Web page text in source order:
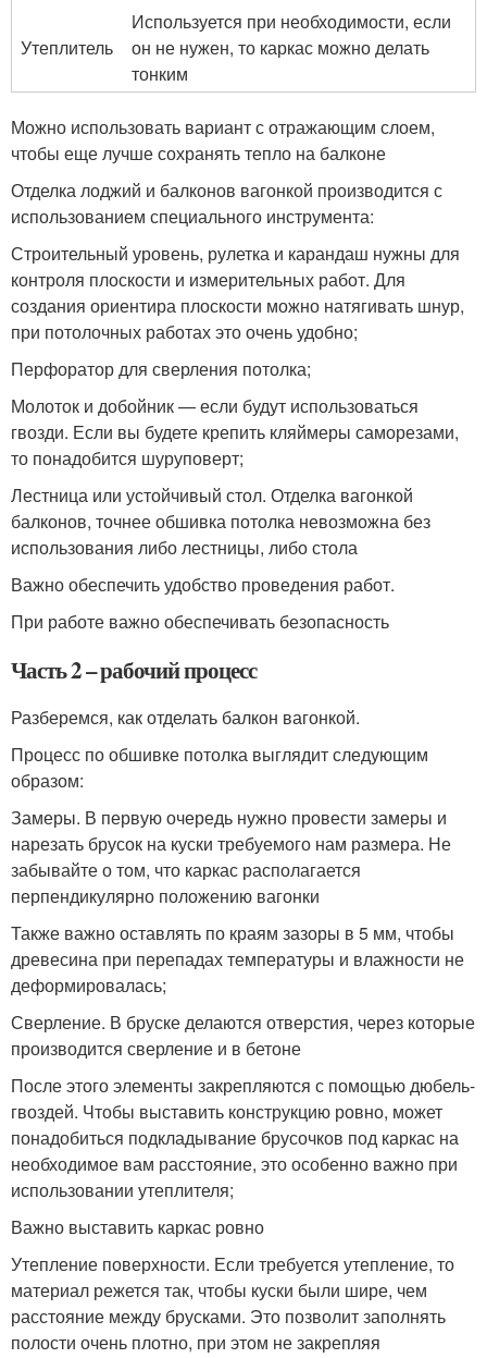
Утеплитель
Используется при необходимости, если
он не нужен, то каркас можно делать
тонким
Можно использовать вариант с отражающим слоем,
чтобы еще лучше сохранять тепло на балконе
Отделка лоджий и балконов вагонкой производится с
использованием специального инструмента:
Строительный уровень, рулетка и карандаш нужны для
контроля плоскости и измерительных работ. Для
создания ориентира плоскости можно натягивать шнур,
при потолочных работах это очень удобно;
Перфоратор для сверления потолка;
Молоток и добойник — если будут использоваться
гвозди. Если вы будете крепить кляймеры саморезами,
то понадобится шуруповерт;
Лестница или устойчивый стол. Отделка вагонкой
балконов, точнее обшивка потолка невозможна без
использования либо лестницы, либо стола
Важно обеспечить удобство проведения работ.
При работе важно обеспечивать безопасность
Часть 2 – рабочий процесс
Разберемся, как отделать балкон вагонкой.
Процесс по обшивке потолка выглядит следующим
образом:
Замеры. В первую очередь нужно провести замеры и
нарезать брусок на куски требуемого нам размера. Не
забывайте о том, что каркас располагается
перпендикулярно положению вагонки
Также важно оставлять по краям зазоры в 5 мм, чтобы
древесина при перепадах температуры и влажности не
деформировалась;
Сверление. В бруске делаются отверстия, через которые
производится сверление и в бетоне
После этого элементы закрепляются с помощью дюбель-
гвоздей. Чтобы выставить конструкцию ровно, может
понадобиться подкладывание брусочков под каркас на
необходимое вам расстояние, это особенно важно при
использовании утеплителя;
Важно выставить каркас ровно
Утепление поверхности. Если требуется утепление, то
материал режется так, чтобы куски были шире, чем
расстояние между брусками. Это позволит заполнять
полости очень плотно, при этом не закрепляя